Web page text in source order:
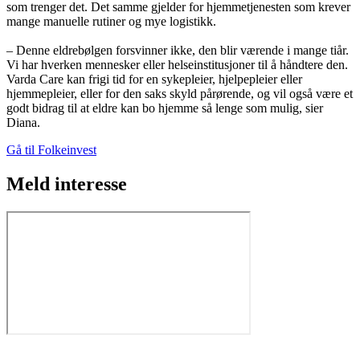
som trenger det. Det samme gjelder for hjemmetjenesten som krever
mange manuelle rutiner og mye logistikk.
– Denne eldrebølgen forsvinner ikke, den blir værende i mange tiår.
Vi har hverken mennesker eller helseinstitusjoner til å håndtere den.
Varda Care kan frigi tid for en sykepleier, hjelpepleier eller
hjemmepleier, eller for den saks skyld pårørende, og vil også være et
godt bidrag til at eldre kan bo hjemme så lenge som mulig, sier
Diana.
Gå til Folkeinvest
Meld interesse